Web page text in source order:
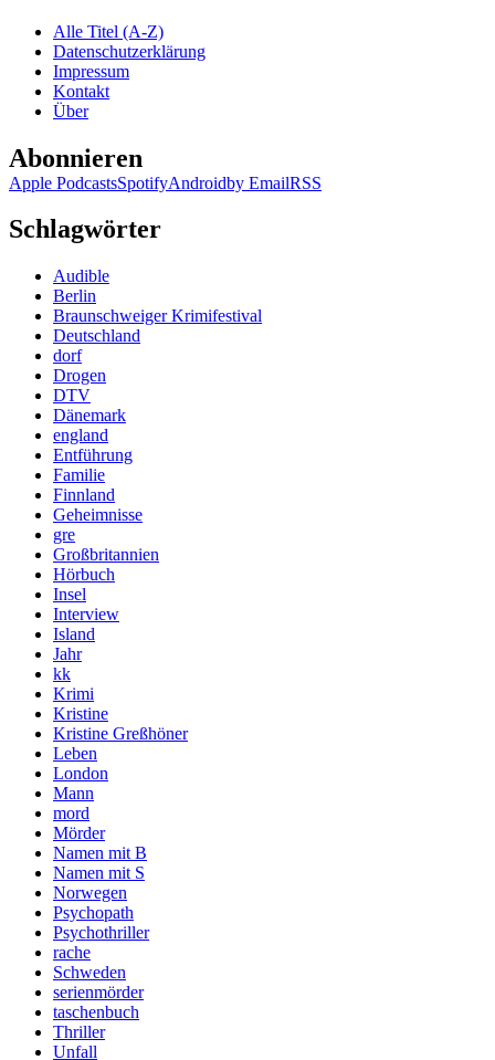
–
Tod
sei
Dank
Alle Titel (A-Z)
Datenschutzerklärung
Impressum
Kontakt
Über
Abonnieren
Apple PodcastsSpotifyAndroidby EmailRSS
Schlagwörter
Audible
Berlin
Braunschweiger Krimifestival
Deutschland
dorf
Drogen
DTV
Dänemark
england
Entführung
Familie
Finnland
Geheimnisse
gre
Großbritannien
Hörbuch
Insel
Interview
Island
Jahr
kk
Krimi
Kristine
Kristine Greßhöner
Leben
London
Mann
mord
Mörder
Namen mit B
Namen mit S
Norwegen
Psychopath
Psychothriller
rache
Schweden
serienmörder
taschenbuch
Thriller
Unfall